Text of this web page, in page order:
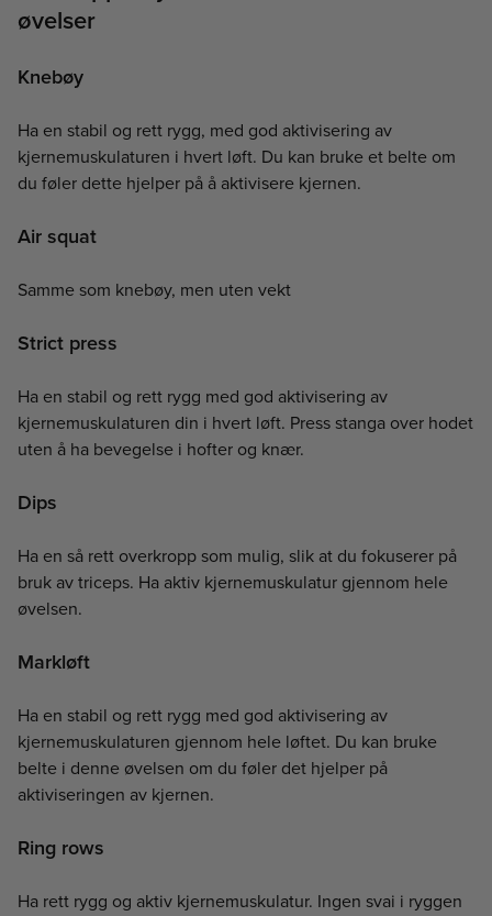
øvelser
Knebøy
Ha en stabil og rett rygg, med god aktivisering av
kjernemuskulaturen i hvert løft. Du kan bruke et belte om
du føler dette hjelper på å aktivisere kjernen.
Air squat
Samme som knebøy, men uten vekt
Strict press
Ha en stabil og rett rygg med god aktivisering av
kjernemuskulaturen din i hvert løft. Press stanga over hodet
uten å ha bevegelse i hofter og knær.
Dips
Ha en så rett overkropp som mulig, slik at du fokuserer på
bruk av triceps. Ha aktiv kjernemuskulatur gjennom hele
øvelsen.
Markløft
Ha en stabil og rett rygg med god aktivisering av
kjernemuskulaturen gjennom hele løftet. Du kan bruke
belte i denne øvelsen om du føler det hjelper på
aktiviseringen av kjernen.
Ring rows
Ha rett rygg og aktiv kjernemuskulatur. Ingen svai i ryggen